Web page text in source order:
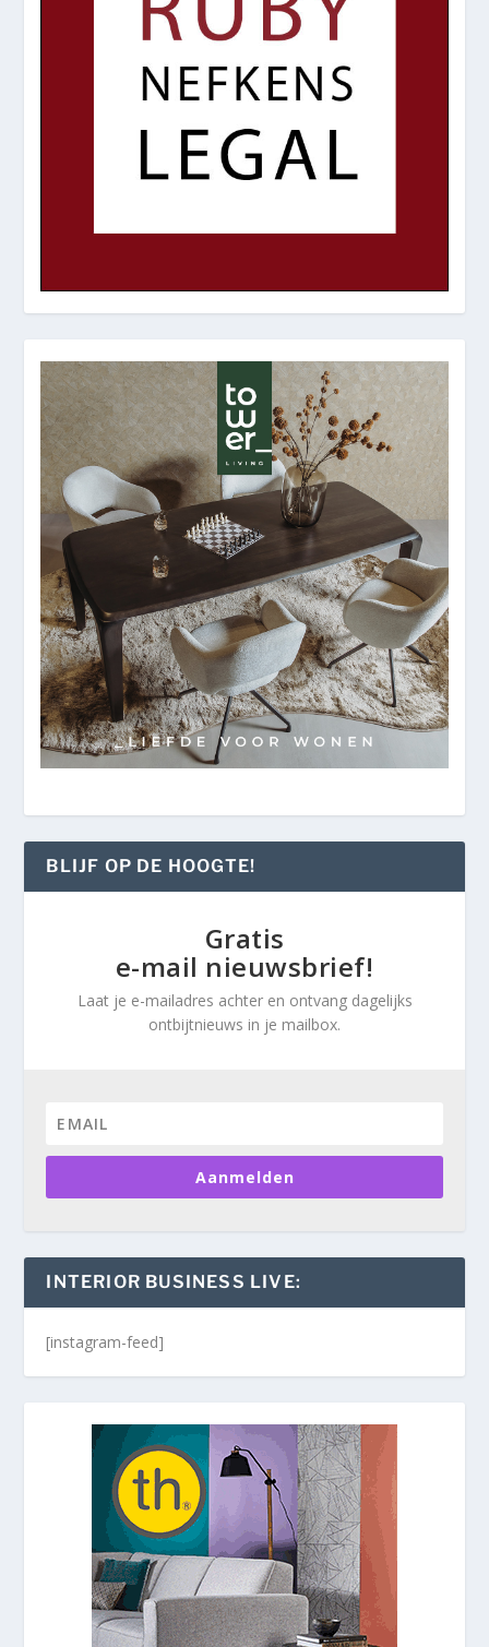
BLIJF OP DE HOOGTE!
Gratis
e-mail nieuwsbrief!
Laat je e-mailadres achter en ontvang dagelijks
ontbijtnieuws in je mailbox.
Aanmelden
INTERIOR BUSINESS LIVE:
[instagram-feed]